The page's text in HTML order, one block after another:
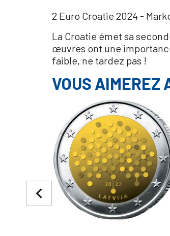
2 Euro Croatie 2024 -
La Croatie émet sa
œuvres ont une
faible, ne tardez pas !
VOUS AIMEREZ
navigate_before